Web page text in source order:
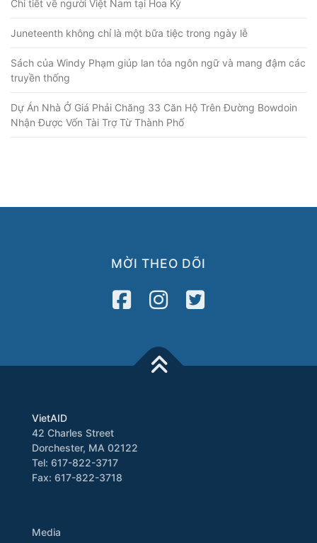
Chi tiết về người Việt Nam tại Hoa Kỳ
Juneteenth không chỉ là một bữa tiệc trong ngày lễ
Sách của Windy Phạm giúp lan tỏa ngôn ngữ và mang đậm các
truyền thống
Dự Án Nhà Ở Giá Phải Chăng 33 Căn Hộ Trên Đường Bowdoin
Nhận Được Vốn Tài Trợ Từ Thành Phố
MỜI THEO DÕI
VietAID
42 Charles Street
Dorchester, MA 02122
Tel: 617-822-3717
Fax: 617-822-3718
Media